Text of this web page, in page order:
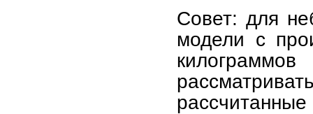
Совет: для
модели с
рассчитанные